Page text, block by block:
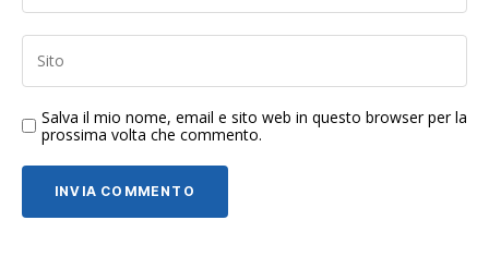
Salva il mio nome, email e sito web in questo browser per la
prossima volta che commento.